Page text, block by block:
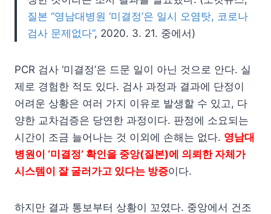
질본 “영남대병원 ‘미결정’은 일시 오염탓, 코로나
검사 문제없다”, 2020. 3. 21. 중에서)
PCR 검사 ‘미결정’은 드문 일이 아닌 것으로 안다. 실
제로 경험한 적도 있다. 검사 과정과 결과에 단정이
어려운 상황은 여러 가지 이유로 발생할 수 있고, 다
양한 교차검증은 당연한 과정이다. 판정에 소요되는
시간이 조금 늘어나는 것 이외에 손해는 없다. 영남대
병원이 ‘미결정’ 확인을 중앙(질본)에 의뢰한 자체가
시스템이 잘 굴러가고 있다는 방증이다.
하지만 결과 통보부터 상황이 꼬였다. 중앙에서 건조